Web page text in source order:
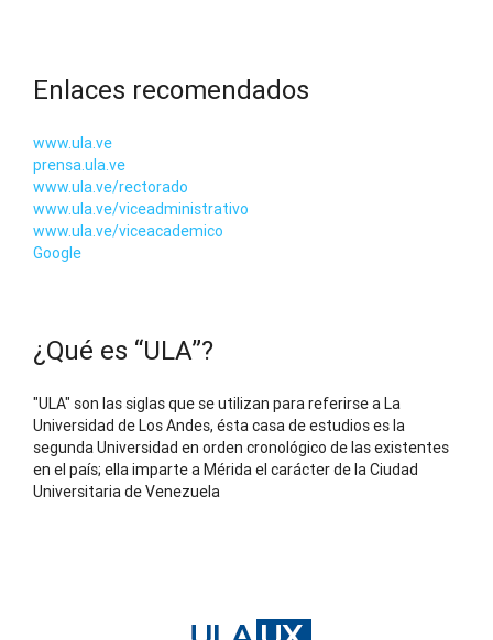
Enlaces recomendados
www.ula.ve
prensa.ula.ve
www.ula.ve/rectorado
www.ula.ve/viceadministrativo
www.ula.ve/viceacademico
Google
¿Qué es “ULA”?
"ULA" son las siglas que se utilizan para referirse a La
Universidad de Los Andes, ésta casa de estudios es la
segunda Universidad en orden cronológico de las existentes
en el país; ella imparte a Mérida el carácter de la Ciudad
Universitaria de Venezuela